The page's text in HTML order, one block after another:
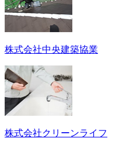
株式会社中央建築協業
株式会社クリーンライフ